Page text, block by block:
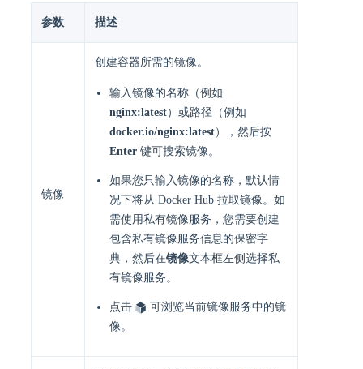
参数 描述
镜像
创建容器所需的镜像。
输入镜像的名称（例如
nginx:latest）或路径（例如
docker.io/nginx:latest），然后按
Enter 键可搜索镜像。
如果您只输入镜像的名称，默认情
况下将从 Docker Hub 拉取镜像。如
需使用私有镜像服务，您需要创建
包含私有镜像服务信息的保密字
典，然后在镜像文本框左侧选择私
有镜像服务。
点击
可浏览当前镜像服务中的镜
像。